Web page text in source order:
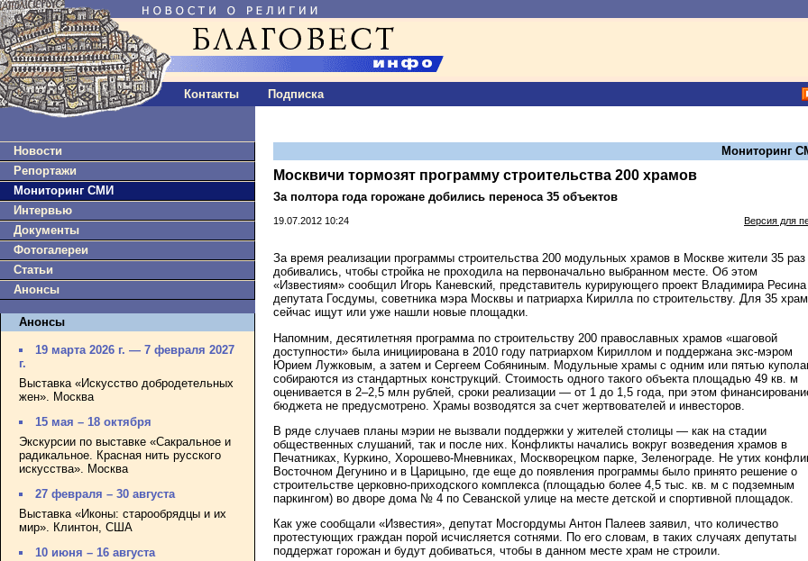
Контакты Подписка
Новости
Репортажи
Мониторинг СМИ
Интервью
Документы
Фотогалереи
Статьи
Анонсы
Анонсы
19 марта 2026 г. — 7 февраля 2027
г.
Выставка «Искусство добродетельных
жен». Москва
15 мая – 18 октября
Экскурсии по выставке «Сакральное и
радикальное. Красная нить русского
искусства». Москва
27 февраля – 30 августа
Выставка «Иконы: старообрядцы и их
мир». Клинтон, США
10 июня – 16 августа
Мониторинг
Москвичи тормозят программу строительства 200 храмов
За полтора года горожане добились переноса 35 объектов
19.07.2012 10:24 Версия для
За время реализации программы строительства 200 модульных храмов в Москве жители 35 раз
добивались, чтобы стройка не проходила на первоначально выбранном месте. Об этом
«Известиям» сообщил Игорь Каневский, представитель курирующего проект Владимира
депутата Госдумы, советника мэра Москвы и патриарха Кирилла по строительству. Для 35
сейчас ищут или уже нашли новые площадки.
Напомним, десятилетняя программа по строительству 200 православных храмов «шаговой
доступности» была инициирована в 2010 году патриархом Кириллом и поддержана экс-мэром
Юрием Лужковым, а затем и Сергеем Собяниным. Модульные храмы с одним или пятью
собираются из стандартных конструкций. Стоимость одного такого объекта площадью 49 кв. м
оценивается в 2–2,5 млн рублей, сроки реализации — от 1 до 1,5 года, при этом
бюджета не предусмотрено. Храмы возводятся за счет жертвователей и инвесторов.
В ряде случаев планы мэрии не вызвали поддержки у жителей столицы — как на стадии
общественных слушаний, так и после них. Конфликты начались вокруг возведения храмов в
Печатниках, Куркино, Хорошево-Мневниках, Москворецком парке, Зеленограде. Не утих
Восточном Дегунино и в Царицыно, где еще до появления программы было принято решение о
строительстве церковно-приходского комплекса (площадью более 4,5 тыс. кв. м с подземным
паркингом) во дворе дома № 4 по Севанской улице на месте детской и спортивной площадок.
Как уже сообщали «Известия», депутат Мосгордумы Антон Палеев заявил, что количество
протестующих граждан порой исчисляется сотнями. По его словам, в таких случаях депутаты
поддержат горожан и будут добиваться, чтобы в данном месте храм не строили.